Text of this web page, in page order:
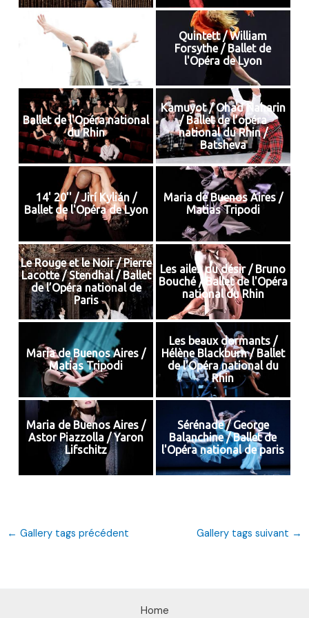
Quintett / William
Forsythe / Ballet de
l'Opéra de Lyon
Ballet de l'Opéra national
du Rhin
Kamuyot / Ohad Naharin
/ Ballet de l’opéra
national du Rhin /
Batsheva
14' 20'' / Jirí Kylián /
Ballet de l'Opéra de Lyon
Maria de Buenos Aires /
Matias Tripodi
Le Rouge et le Noir / Pierre
Lacotte / Stendhal / Ballet
de l’Opéra national de
Paris
Les ailes du désir / Bruno
Bouché / Ballet de l'Opéra
national du Rhin
Maria de Buenos Aires /
Matias Tripodi
Les beaux dormants /
Hélène Blackburn / Ballet
de l'Opéra national du
Rhin
Maria de Buenos Aires /
Astor Piazzolla / Yaron
Lifschitz
Sérénade / George
Balanchine / Ballet de
l'Opéra national de paris
← Gallery tags précédent Gallery tags suivant →
Home